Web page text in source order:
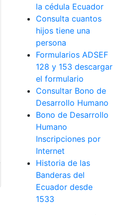
Policía Nacional
la cédula Ecuador
Consulta cuantos
hijos tiene una
persona
Formularios ADSEF
128 y 153 descargar
el formulario
Consultar Bono de
Desarrollo Humano
Bono de Desarrollo
Humano
Inscripciones por
Internet
Historia de las
Banderas del
Ecuador desde
1533